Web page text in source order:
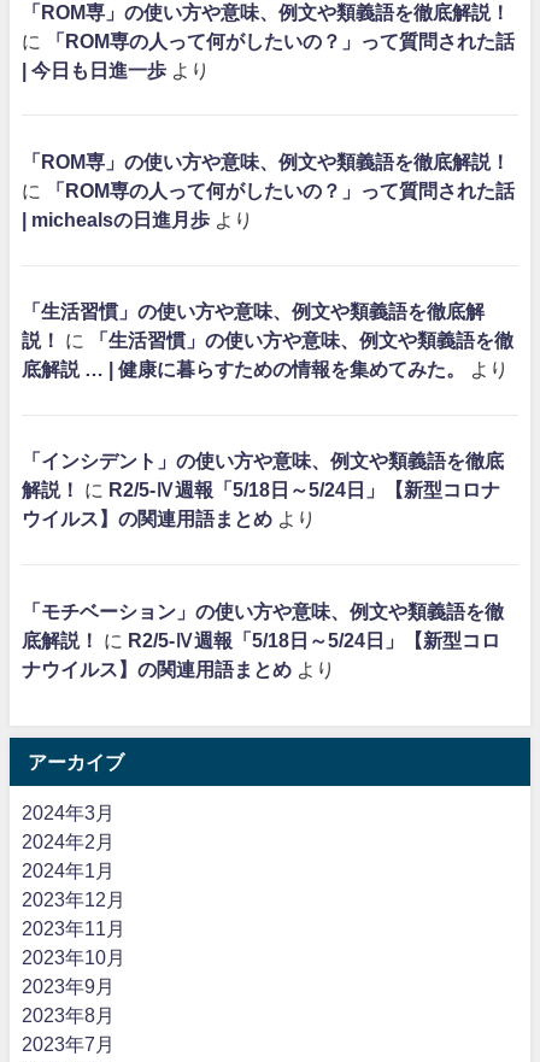
「ROM専」の使い方や意味、例文や類義語を徹底解説！
に
「ROM専の人って何がしたいの？」って質問された話
| 今日も日進一歩 より
「ROM専」の使い方や意味、例文や類義語を徹底解説！
に
「ROM専の人って何がしたいの？」って質問された話
| michealsの日進月歩 より
「生活習慣」の使い方や意味、例文や類義語を徹底解
説！
に
「生活習慣」の使い方や意味、例文や類義語を徹
底解説 … | 健康に暮らすための情報を集めてみた。
より
「インシデント」の使い方や意味、例文や類義語を徹底
解説！
に R2/5-Ⅳ週報「5/18日～5/24日」【新型コロナ
ウイルス】の関連用語まとめ より
「モチベーション」の使い方や意味、例文や類義語を徹
底解説！
に R2/5-Ⅳ週報「5/18日～5/24日」【新型コロ
ナウイルス】の関連用語まとめ より
アーカイブ
2024年3月
2024年2月
2024年1月
2023年12月
2023年11月
2023年10月
2023年9月
2023年8月
2023年7月